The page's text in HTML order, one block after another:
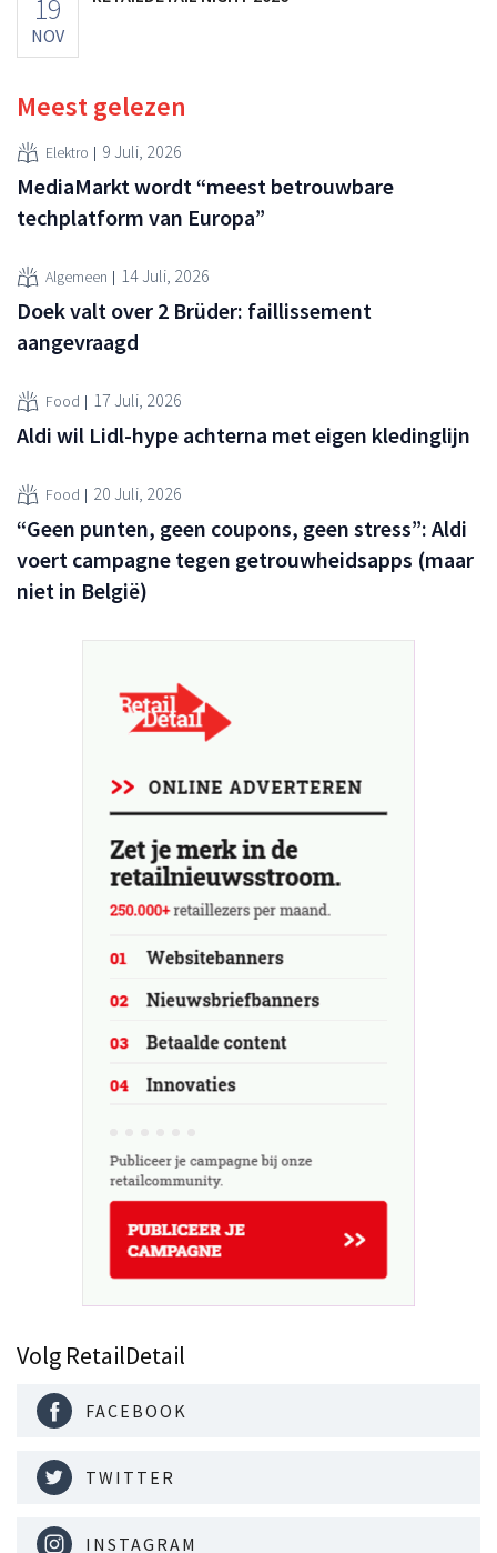
19
NOV
Meest gelezen
Elektro 9 Juli, 2026
MediaMarkt wordt “meest betrouwbare
techplatform van Europa”
Algemeen 14 Juli, 2026
Doek valt over 2 Brüder: faillissement
aangevraagd
Food 17 Juli, 2026
Aldi wil Lidl-hype achterna met eigen kledinglijn
Food 20 Juli, 2026
“Geen punten, geen coupons, geen stress”: Aldi
voert campagne tegen getrouwheidsapps (maar
niet in België)
Volg RetailDetail
FACEBOOK
TWITTER
INSTAGRAM